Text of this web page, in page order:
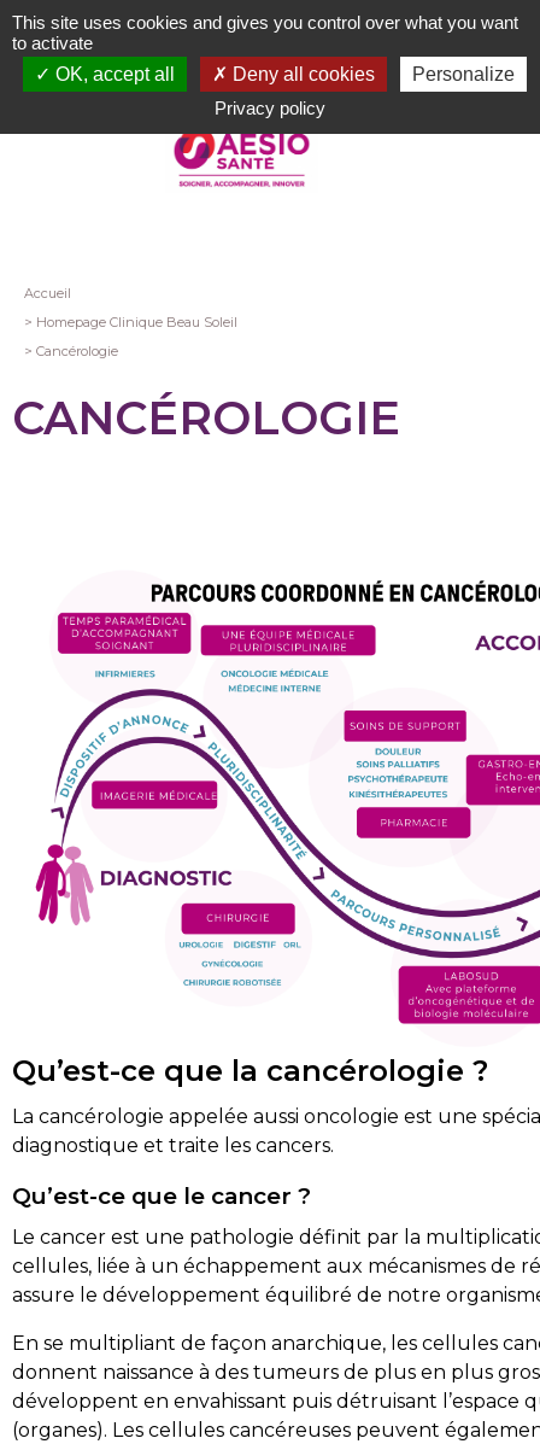
Aller
au
contenu
Fil
d'Ariane
Accueil
Homepage Clinique Beau Soleil
Cancérologie
CANCÉROLOGIE
Qu’est-ce que la cancérologie ?
La cancérologie appelée aussi oncologie est une
diagnostique et traite les cancers.
Qu’est-ce que le cancer ?
Le cancer est une pathologie définit par la
cellules, liée à un échappement aux mécanismes de
assure le développement équilibré de notre
En se multipliant de façon anarchique, les cellules
donnent naissance à des tumeurs de plus en plus
développent en envahissant puis détruisant l’espace
(organes). Les cellules cancéreuses peuvent
This site uses cookies and gives you control over what you want
to activate
OK, accept all
Deny all cookies
Personalize
Privacy policy